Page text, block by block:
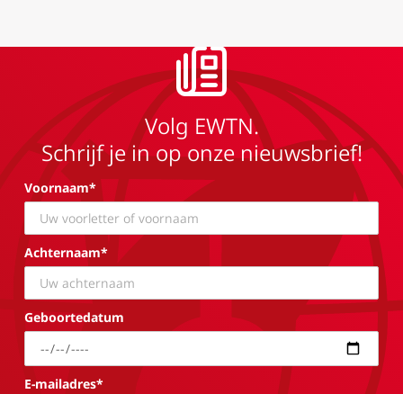
Volg EWTN.
Schrijf je in op onze nieuwsbrief!
Voornaam*
Achternaam*
Geboortedatum
E-mailadres*